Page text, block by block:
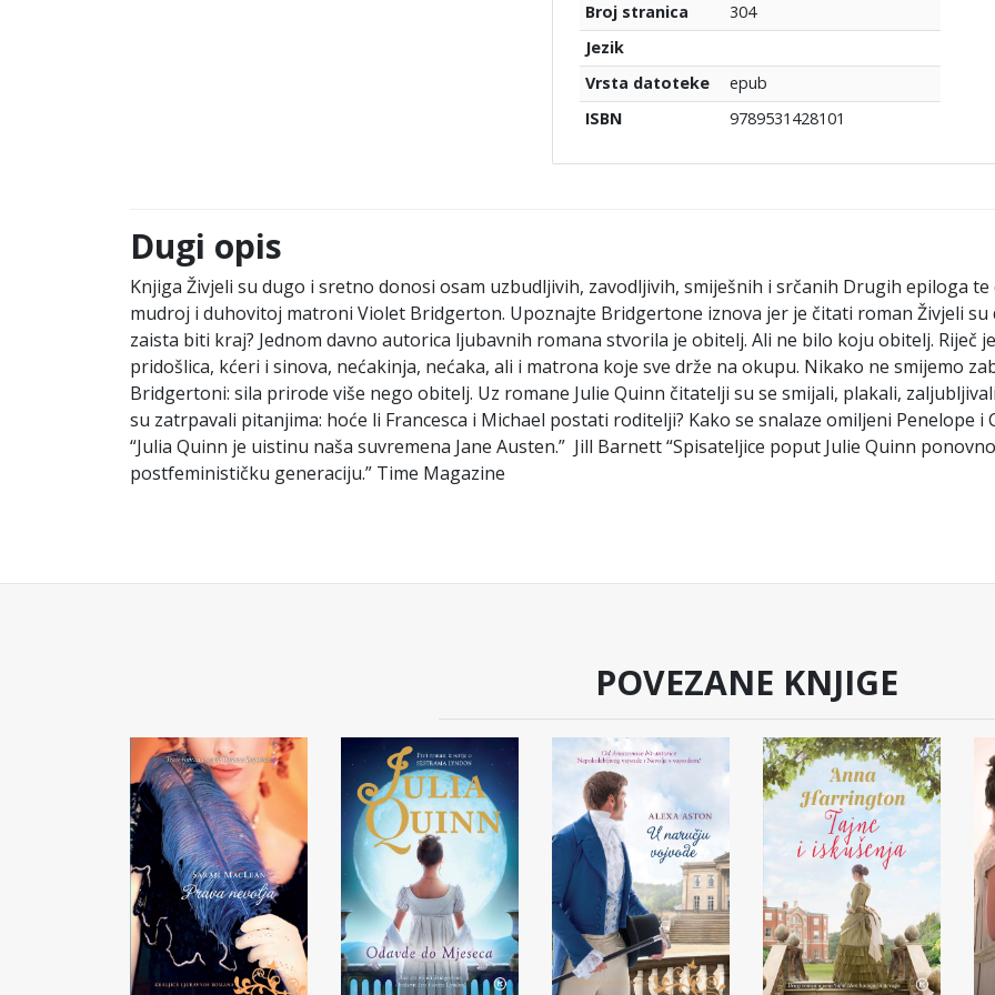
Broj stranica
304
Jezik
Vrsta datoteke
epub
ISBN
9789531428101
Dugi opis
Knjiga Živjeli su dugo i sretno donosi osam uzbudljivih, zavodljivih, smiješnih i srčanih Drugih epiloga
mudroj i duhovitoj matroni Violet Bridgerton. Upoznajte Bridgertone iznova jer je čitati roman Živjeli
zaista biti kraj? Jednom davno autorica ljubavnih romana stvorila je obitelj. Ali ne bilo koju obitelj. Riječ
pridošlica, kćeri i sinova, nećakinja, nećaka, ali i matrona koje sve drže na okupu. Nikako ne smijemo
Bridgertoni: sila prirode više nego obitelj. Uz romane Julie Quinn čitatelji su se smijali, plakali,
su zatrpavali pitanjima: hoće li Francesca i Michael postati roditelji? Kako se snalaze omiljeni Penelope i
“Julia Quinn je uistinu naša suvremena Jane Austen.” Jill Barnett “Spisateljice poput Julie Quinn
postfeminističku generaciju.” Time Magazine
POVEZANE KNJIGE